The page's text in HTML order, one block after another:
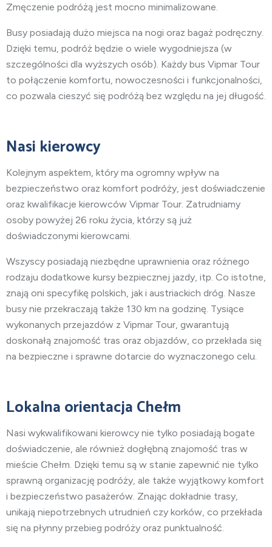
Zmęczenie podróżą jest mocno minimalizowane.
Busy posiadają dużo miejsca na nogi oraz bagaż podręczny.
Dzięki temu, podróż będzie o wiele wygodniejsza (w
szczególności dla wyższych osób). Każdy bus Vipmar Tour
to połączenie komfortu, nowoczesności i funkcjonalności,
co pozwala cieszyć się podróżą bez względu na jej długość.
Nasi kierowcy
Kolejnym aspektem, który ma ogromny wpływ na
bezpieczeństwo oraz komfort podróży, jest doświadczenie
oraz kwalifikacje kierowców Vipmar Tour. Zatrudniamy
osoby powyżej 26 roku życia, którzy są już
doświadczonymi kierowcami.
Wszyscy posiadają niezbędne uprawnienia oraz różnego
rodzaju dodatkowe kursy bezpiecznej jazdy, itp. Co istotne,
znają oni specyfikę polskich, jak i austriackich dróg. Nasze
busy nie przekraczają także 130 km na godzinę. Tysiące
wykonanych przejazdów z Vipmar Tour, gwarantują
doskonałą znajomość tras oraz objazdów, co przekłada się
na bezpieczne i sprawne dotarcie do wyznaczonego celu.
Lokalna orientacjaChełm
Nasi wykwalifikowani kierowcy nie tylko posiadają bogate
doświadczenie, ale również dogłębną znajomość tras w
mieście Chełm. Dzięki temu są w stanie zapewnić nie tylko
sprawną organizację podróży, ale także wyjątkowy komfort
i bezpieczeństwo pasażerów. Znając dokładnie trasy,
unikają niepotrzebnych utrudnień czy korków, co przekłada
się na płynny przebieg podróży oraz punktualność.